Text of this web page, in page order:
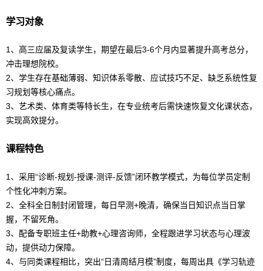
学习对象
1、高三应届及复读学生，期望在最后3-6个月内显著提升高考总分，
冲击理想院校。
2、学生存在基础薄弱、知识体系零散、应试技巧不足、缺乏系统性复
习规划等核心痛点。
3、艺术类、体育类等特长生，在专业统考后需快速恢复文化课状态，
实现高效提分。
课程特色
1、采用“诊断-规划-授课-测评-反馈”闭环教学模式，为每位学员定制
个性化冲刺方案。
2、全科全日制封闭管理，每日早测+晚清，确保当日知识点当日掌
握，不留死角。
3、配备专职班主任+助教+心理咨询师，全程跟进学习状态与心理波
动，提供动力保障。
4、与同类课程相比，突出“日清周结月模”制度，每周出具《学习轨迹